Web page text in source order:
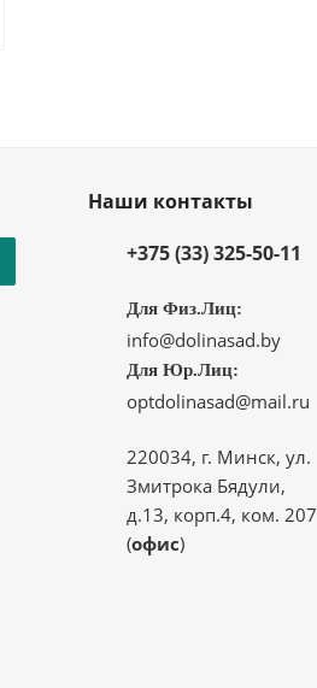
Наши контакты
+375 (33) 325-50-11
Для Физ.Лиц:
info@dolinasad.by
Для Юр.Лиц:
optdolinasad@mail.ru
220034, г. Минск, ул.
Змитрока Бядули,
д.13, корп.4, ком. 207
(офис)